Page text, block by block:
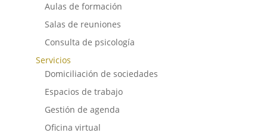
Aulas de formación
Salas de reuniones
Consulta de psicología
Servicios
Domiciliación de sociedades
Espacios de trabajo
Gestión de agenda
Oficina virtual